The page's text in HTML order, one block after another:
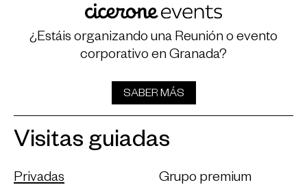
¿Estáis organizando una Reunión o evento
corporativo en Granada?
SABER MÁS
Visitas guiadas
Privadas
Grupo premium